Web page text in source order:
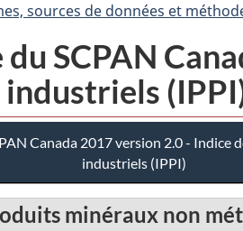
sources de données et
SCPAN
Canada 2017 version 2.0 - Indice
industriels (IPPI)
minéraux non